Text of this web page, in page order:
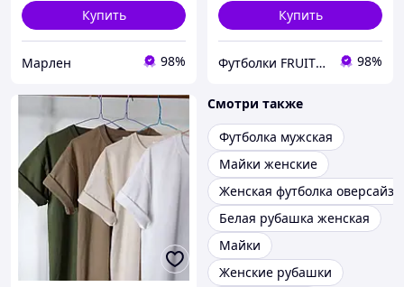
Купить
Марлен 98%
Купить
Футболки FRUIT 👕 98%
Смотри также
Футболка мужская
Майки женские
Женская футболка оверсайз
Белая рубашка женская
Майки
Женские рубашки